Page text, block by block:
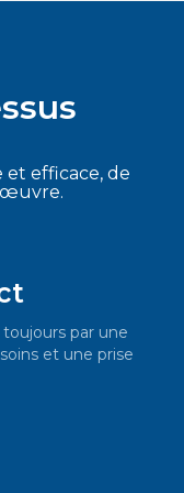
efficace, de
œuvre.
par une
et une prise